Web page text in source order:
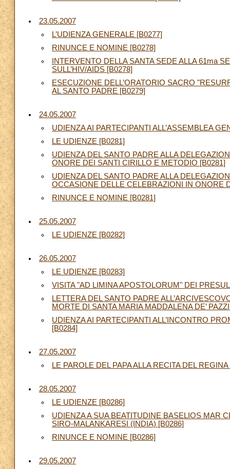
23.05.2007
L’UDIENZA GENERALE [B0277]
RINUNCE E NOMINE [B0278]
INTERVENTO DELLA SANTA SEDE ALLA 61ma
SULL’HIV/AIDS [B0278]
ESECUZIONE DELL’ORATORIO SACRO
AL SANTO PADRE [B0279]
24.05.2007
UDIENZA AI PARTECIPANTI ALL’ASSEMBLEA
LE UDIENZE [B0281]
UDIENZA DEL SANTO PADRE ALLA
ONORE DEI SANTI CIRILLO E METODIO [B0281]
UDIENZA DEL SANTO PADRE ALLA
OCCASIONE DELLE CELEBRAZIONI IN ONORE
RINUNCE E NOMINE [B0281]
25.05.2007
LE UDIENZE [B0282]
26.05.2007
LE UDIENZE [B0283]
VISITA "AD LIMINA APOSTOLORUM" DEI
LETTERA DEL SANTO PADRE
MORTE DI SANTA MARIA MADDALENA DE’
UDIENZA AI PARTECIPANTI ALL’INCONTRO
[B0284]
27.05.2007
LE PAROLE DEL PAPA ALLA RECITA DEL
28.05.2007
LE UDIENZE [B0286]
UDIENZA A SUA BEATITUDINE BASELIOS MAR
SIRO-MALANKARESI (INDIA) [B0286]
RINUNCE E NOMINE [B0286]
29.05.2007